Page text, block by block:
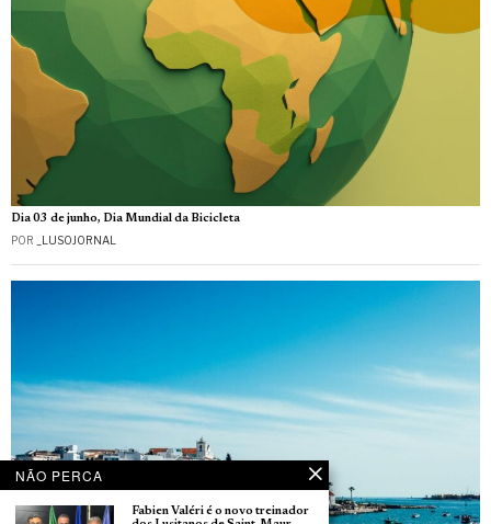
Dia 03 de junho, Dia Mundial da Bicicleta
POR _LUSOJORNAL
NÃO PERCA
Fabien Valéri é o novo treinador